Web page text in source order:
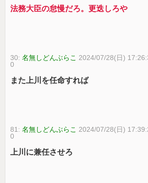
法務大臣の怠慢だろ。更迭しろや
30:名無しどんぶらこ 2024/07/28(日)
0
また上川を任命すれば
81:名無しどんぶらこ 2024/07/28(日)
0
上川に兼任させろ